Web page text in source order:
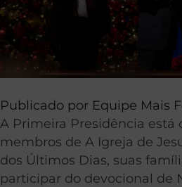
Publicado por Equipe Mais
A Primeira Presidência está
membros de A Igreja de
dos Últimos Dias, suas
participar do devocional de